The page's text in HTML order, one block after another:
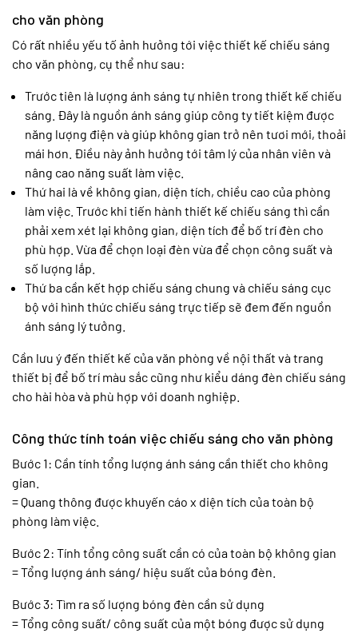
cho văn phòng
Có rất nhiều yếu tố ảnh hưởng tới việc thiết kế chiếu sáng
cho văn phòng, cụ thể như sau:
Trước tiên là lượng ánh sáng tự nhiên trong thiết kế chiếu
sáng. Đây là nguồn ánh sáng giúp công ty tiết kiệm được
năng lượng điện và giúp không gian trở nên tươi mới, thoải
mái hơn. Điều này ảnh hưởng tới tâm lý của nhân viên và
nâng cao năng suất làm việc.
Thứ hai là về không gian, diện tích, chiều cao của phòng
làm việc. Trước khi tiến hành thiết kế chiếu sáng thì cần
phải xem xét lại không gian, diện tích để bố trí đèn cho
phù hợp. Vừa để chọn loại đèn vừa để chọn công suất và
số lượng lắp.
Thứ ba cần kết hợp chiếu sáng chung và chiếu sáng cục
bộ với hình thức chiếu sáng trực tiếp sẽ đem đến nguồn
ánh sáng lý tưởng.
Cần lưu ý đến thiết kế của văn phòng về nội thất và trang
thiết bị để bố trí màu sắc cũng như kiểu dáng đèn chiếu sáng
cho hài hòa và phù hợp với doanh nghiệp.
Công thức tính toán việc chiếu sáng cho văn phòng
Bước 1: Cần tính tổng lượng ánh sáng cần thiết cho không
gian.
= Quang thông được khuyến cáo x diện tích của toàn bộ
phòng làm việc.
Bước 2: Tính tổng công suất cần có của toàn bộ không gian
= Tổng lượng ánh sáng/ hiệu suất của bóng đèn.
Bước 3: Tìm ra số lượng bóng đèn cần sử dụng
= Tổng công suất/ công suất của một bóng được sử dụng